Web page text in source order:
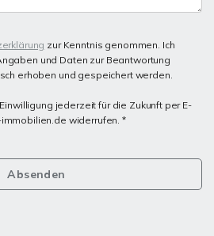
zur Kenntnis genommen. Ich
und Daten zur Beantwortung
erhoben und gespeichert werden.
jederzeit für die Zukunft per E-
widerrufen. *
Absenden